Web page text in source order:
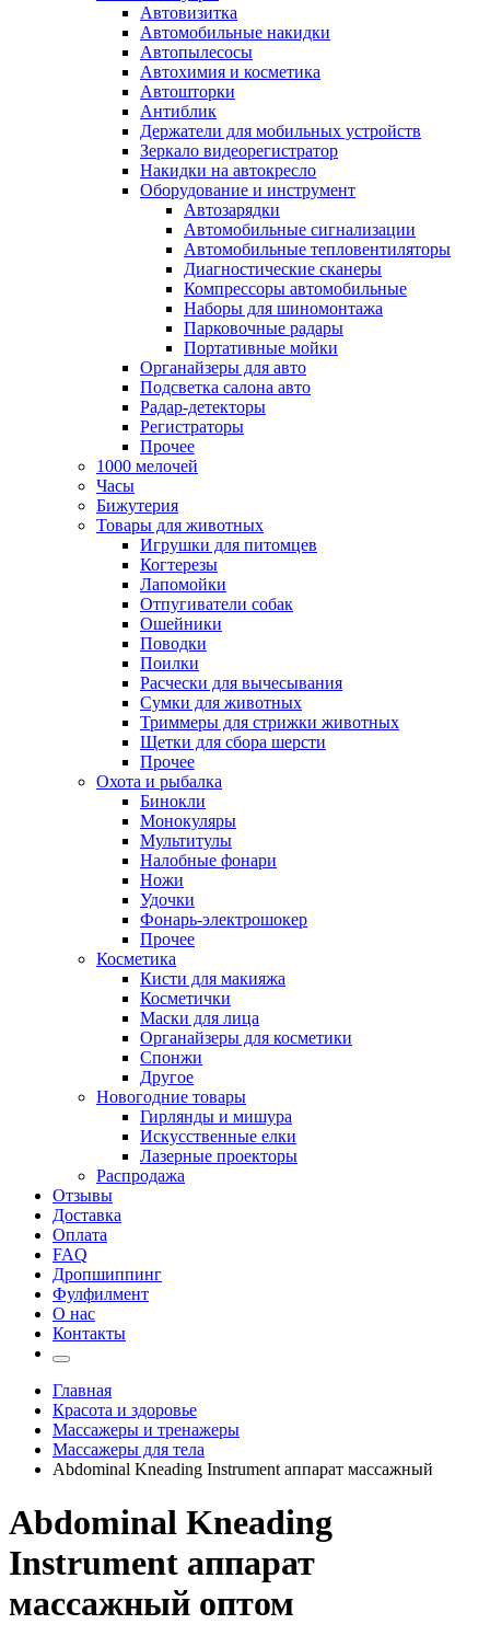
Автовизитка
Автомобильные накидки
Автопылесосы
Автохимия и косметика
Автошторки
Антиблик
Держатели для мобильных устройств
Зеркало видеорегистратор
Накидки на автокресло
Оборудование и инструмент
Автозарядки
Автомобильные сигнализации
Автомобильные тепловентиляторы
Диагностические сканеры
Компрессоры автомобильные
Наборы для шиномонтажа
Парковочные радары
Портативные мойки
Органайзеры для авто
Подсветка салона авто
Радар-детекторы
Регистраторы
Прочее
1000 мелочей
Часы
Бижутерия
Товары для животных
Игрушки для питомцев
Когтерезы
Лапомойки
Отпугиватели собак
Ошейники
Поводки
Поилки
Расчески для вычесывания
Сумки для животных
Триммеры для стрижки животных
Щетки для сбора шерсти
Прочее
Охота и рыбалка
Бинокли
Монокуляры
Мультитулы
Налобные фонари
Ножи
Удочки
Фонарь-электрошокер
Прочее
Косметика
Кисти для макияжа
Косметички
Маски для лица
Органайзеры для косметики
Спонжи
Другое
Новогодние товары
Гирлянды и мишура
Искусственные елки
Лазерные проекторы
Распродажа
Отзывы
Доставка
Оплата
FAQ
Дропшиппинг
Фулфилмент
О нас
Контакты
Главная
Красота и здоровье
Массажеры и тренажеры
Массажеры для тела
Abdominal Kneading Instrument аппарат массажный
Abdominal Kneading
Instrument аппарат
массажный оптом